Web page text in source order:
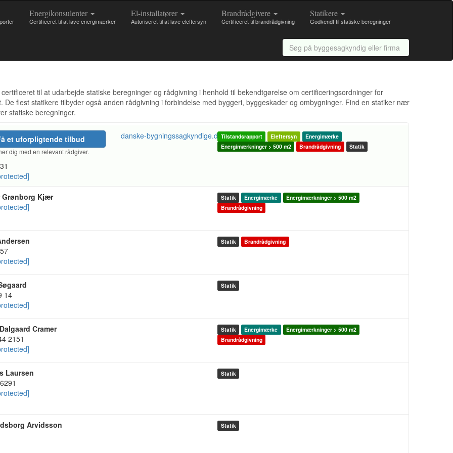
Energikonsulenter
Certificeret til at lave energimærker
El-installatører
Autoriseret til at lave eleftersyn
Brandrådgivere
Certificeret til brandrådgivning
Statikere
Godkendt til statiske beregninger
til at udarbejde statiske beregninger og rådgivning i henhold til bekendtgørelse om certificeringsordninger for
flest statikere tilbyder også anden rådgivning i forbindelse med byggeri, byggeskader og ombygninger. Find en statiker nær
statiske beregninger.
et uforpligtende tilbud
dig med en relevant rådgiver.
danske-bygningssagkyndige.dkTilstandsrapport Eleftersyn
Energimærke
Energimærkninger > 500 m2
Brandrådgivning Statik
Grønborg Kjær
Statik Energimærke
Energimærkninger > 500 m2
Brandrådgivning
Statik Brandrådgivning
14
Statik
Cramer
2151
Statik Energimærke
Energimærkninger > 500 m2
Brandrådgivning
Laursen
Statik
Arvidsson Statik